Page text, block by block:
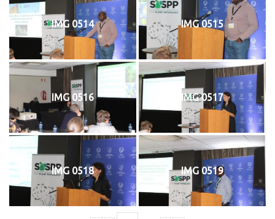
IMG 0514 IMG 0515
IMG 0516 IMG 0517
IMG 0518 IMG 0519